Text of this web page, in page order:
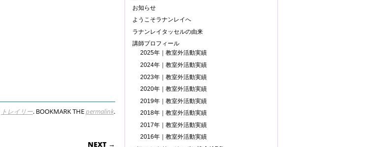
トレイリー. BOOKMARK THEpermalink.
NEXT →
お知らせ
ようこそラナンレイへ
ラナンレイタッセルの由来
講師プロフィール
2025年｜教室外活動実績
2024年｜教室外活動実績
2023年｜教室外活動実績
2020年｜教室外活動実績
2019年｜教室外活動実績
2018年｜教室外活動実績
2017年｜教室外活動実績
2016年｜教室外活動実績